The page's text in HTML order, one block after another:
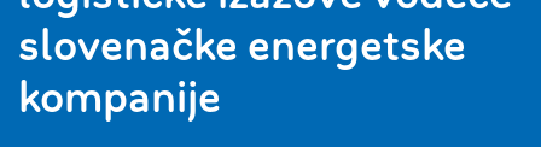
slovenačke energetske
kompanije